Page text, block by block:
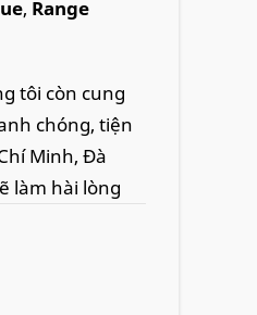
, Range
tôi còn cung
chóng, tiện
Minh, Đà
làm hài lòng